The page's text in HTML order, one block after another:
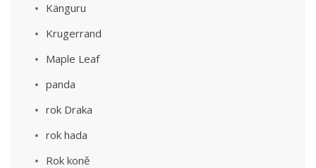
Känguru
Krugerrand
Maple Leaf
panda
rok Draka
rok hada
Rok koně